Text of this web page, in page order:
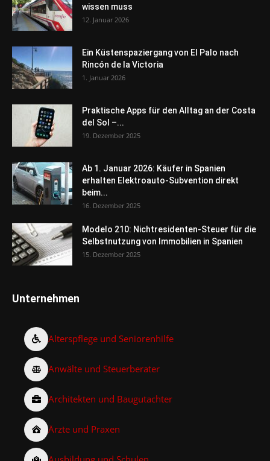
wissen muss
12. Januar 2026
Ein Küstenspaziergang von El Palo nach
Rincón de la Victoria
1. Januar 2026
Praktische Apps für den Alltag an der Costa
del Sol –...
19. Dezember 2025
Ab 1. Januar 2026: Käufer in Spanien
erhalten Elektroauto-Subvention direkt
beim...
16. Dezember 2025
Modelo 210: Nichtresidenten-Steuer für die
Selbstnutzung von Immobilien in Spanien
15. Dezember 2025
Unternehmen
Alterspflege und Seniorenhilfe
Anwälte und Steuerberater
Architekten und Baugutachter
Ärzte und Praxen